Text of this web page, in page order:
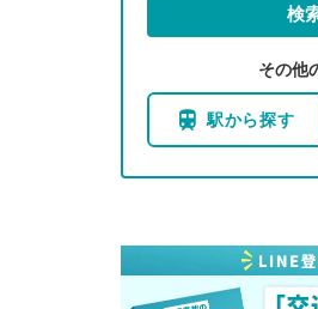
検
その他
駅から探す